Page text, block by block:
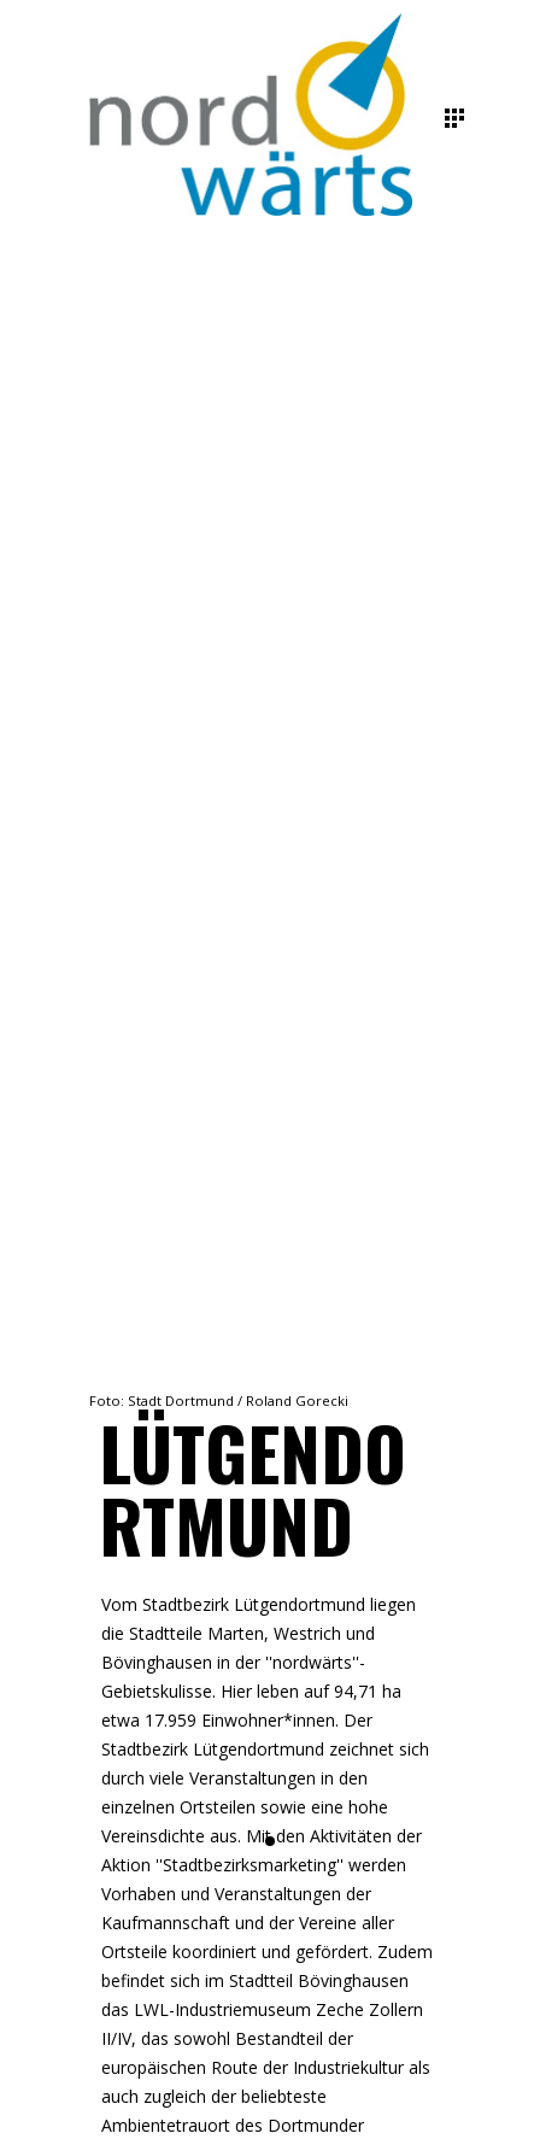
Foto: Stadt Dortmund / Roland Gorecki
LÜTGENDO
RTMUND
Vom Stadtbezirk Lütgendortmund liegen
die Stadtteile Marten, Westrich und
Bövinghausen in der ''nordwärts''-
Gebietskulisse. Hier leben auf 94,71 ha
etwa 17.959 Einwohner*innen. Der
Stadtbezirk Lütgendortmund zeichnet sich
durch viele Veranstaltungen in den
einzelnen Ortsteilen sowie eine hohe
Vereinsdichte aus. Mit den Aktivitäten der
Aktion ''Stadtbezirksmarketing'' werden
Vorhaben und Veranstaltungen der
Kaufmannschaft und der Vereine aller
Ortsteile koordiniert und gefördert. Zudem
befindet sich im Stadtteil Bövinghausen
das LWL-Industriemuseum Zeche Zollern
II/IV, das sowohl Bestandteil der
europäischen Route der Industriekultur als
auch zugleich der beliebteste
Ambientetrauort des Dortmunder